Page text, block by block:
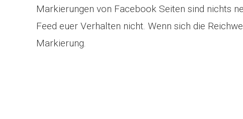
Markierungen von Facebook Seiten sind nichts
Feed euer Verhalten nicht. Wenn sich die
Markierung.